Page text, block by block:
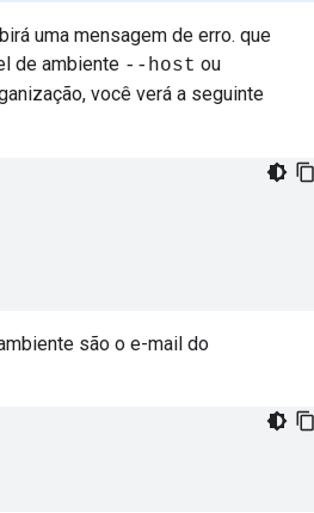
uma mensagem de erro. que
de ambiente --host ou
você verá a seguinte
são o e-mail do